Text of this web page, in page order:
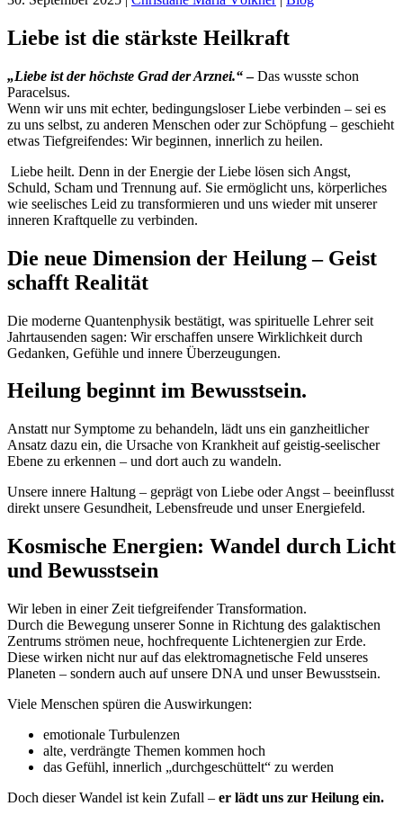
Liebe ist die stärkste Heilkraft
„Liebe ist der höchste Grad der Arznei.“–Das wusste schon
Paracelsus.
Wenn wir uns mit echter, bedingungsloser Liebe verbinden – sei es
zu uns selbst, zu anderen Menschen oder zur Schöpfung – geschieht
etwas Tiefgreifendes: Wir beginnen, innerlich zu heilen.
Liebe heilt. Denn in der Energie der Liebe lösen sich Angst,
Schuld, Scham und Trennung auf. Sie ermöglicht uns, körperliches
wie seelisches Leid zu transformieren und uns wieder mit unserer
inneren Kraftquelle zu verbinden.
Die neue Dimension der Heilung – Geist
schafft Realität
Die moderne Quantenphysik bestätigt, was spirituelle Lehrer seit
Jahrtausenden sagen: Wir erschaffen unsere Wirklichkeit durch
Gedanken, Gefühle und innere Überzeugungen.
Heilung beginnt im Bewusstsein.
Anstatt nur Symptome zu behandeln, lädt uns ein ganzheitlicher
Ansatz dazu ein, die Ursache von Krankheit auf geistig-seelischer
Ebene zu erkennen – und dort auch zu wandeln.
Unsere innere Haltung – geprägt von Liebe oder Angst – beeinflusst
direkt unsere Gesundheit, Lebensfreude und unser Energiefeld.
Kosmische Energien: Wandel durch Licht
und Bewusstsein
Wir leben in einer Zeit tiefgreifender Transformation.
Durch die Bewegung unserer Sonne in Richtung des galaktischen
Zentrums strömen neue, hochfrequente Lichtenergien zur Erde.
Diese wirken nicht nur auf das elektromagnetische Feld unseres
Planeten – sondern auch auf unsere DNA und unser Bewusstsein.
Viele Menschen spüren die Auswirkungen:
emotionale Turbulenzen
alte, verdrängte Themen kommen hoch
das Gefühl, innerlich „durchgeschüttelt“ zu werden
Doch dieser Wandel ist kein Zufall – er lädt uns zur Heilung ein.